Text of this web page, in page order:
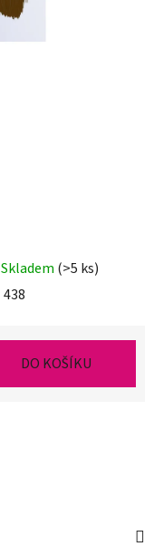
Skladem (>5 ks)
438
DO KOŠÍKU